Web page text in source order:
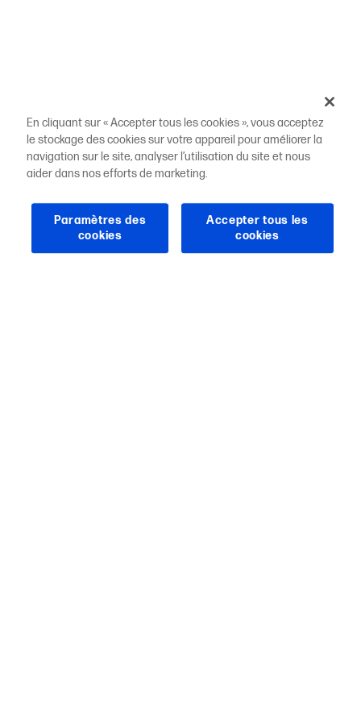
En cliquant sur « Accepter tous les cookies », vous acceptez
le stockage des cookies sur votre appareil pour améliorer la
navigation sur le site, analyser l’utilisation du site et nous
aider dans nos efforts de marketing.
Paramètres des
cookies
Accepter tous les
cookies